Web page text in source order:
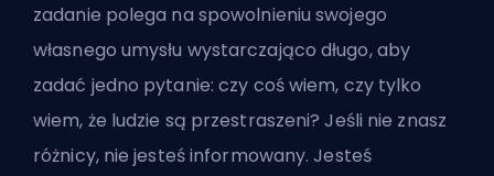
zadanie polega na spowolnieniu swojego
własnego umysłu wystarczająco długo, aby
zadać jedno pytanie: czy coś wiem, czy tylko
wiem, że ludzie są przestraszeni? Jeśli nie znasz
różnicy, nie jesteś informowany. Jesteś